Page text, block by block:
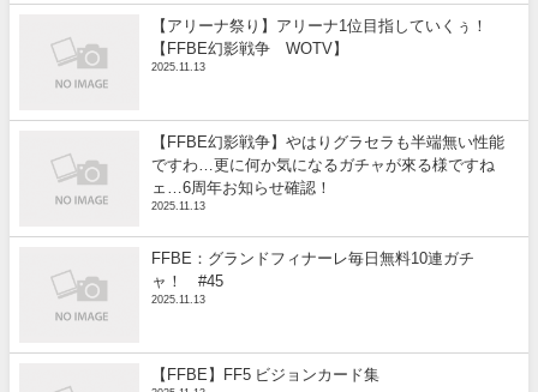
【アリーナ祭り】アリーナ1位目指していくぅ！
【FFBE幻影戦争 WOTV】
2025.11.13
【FFBE幻影戦争】やはりグラセラも半端無い性能
ですわ…更に何か気になるガチャが來る様ですね
ェ…6周年お知らせ確認！
2025.11.13
FFBE：グランドフィナーレ毎日無料10連ガチ
ャ！ #45
2025.11.13
【FFBE】FF5 ビジョンカード集